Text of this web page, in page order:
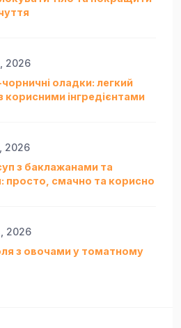
2026
оладки: легкий
корисними інгредієнтами
2026
з баклажанами та
просто, смачно та кориснo
2026
з овочами у томатному